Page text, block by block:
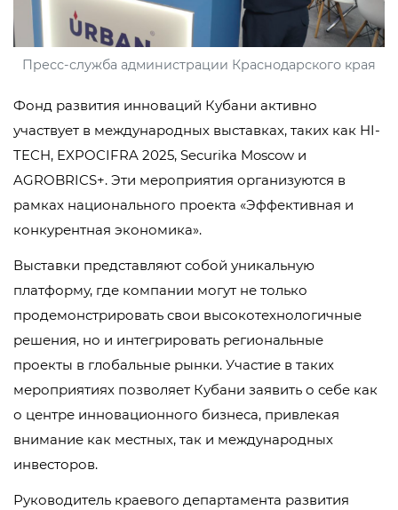
Пресс-служба администрации Краснодарского края
Фонд развития инноваций Кубани активно
участвует в международных выставках, таких как HI-
TECH, EXPOCIFRA 2025, Securika Moscow и
AGROBRICS+. Эти мероприятия организуются в
рамках национального проекта «Эффективная и
конкурентная экономика».
Выставки представляют собой уникальную
платформу, где компании могут не только
продемонстрировать свои высокотехнологичные
решения, но и интегрировать региональные
проекты в глобальные рынки. Участие в таких
мероприятиях позволяет Кубани заявить о себе как
о центре инновационного бизнеса, привлекая
внимание как местных, так и международных
инвесторов.
Руководитель краевого департамента развития